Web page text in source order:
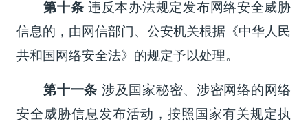
第十条 违反本办法规定发布网络安全威胁
信息的，由网信部门、公安机关根据《中华人民
共和国网络安全法》的规定予以处理。
第十一条 涉及国家秘密、涉密网络的网络
安全威胁信息发布活动，按照国家有关规定执